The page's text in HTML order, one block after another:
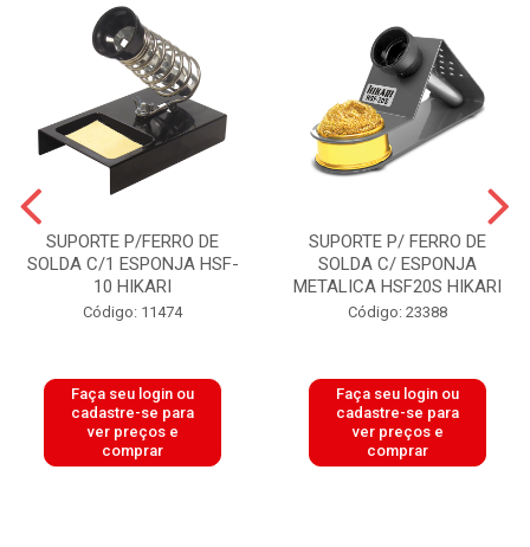
SUPORTE P/FERRO DE
SOLDA C/1 ESPONJA HSF-
10 HIKARI
Código: 11474
Faça seu login ou
cadastre-se para
ver preços e
comprar
SUPORTE P/ FERRO DE
SOLDA C/ ESPONJA
METALICA HSF20S HIKARI
Código: 23388
Faça seu login ou
cadastre-se para
ver preços e
comprar